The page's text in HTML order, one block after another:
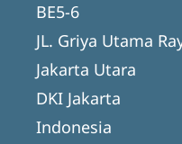
BE5-6
JL. Griya Utama
Jakarta Utara
DKI Jakarta
Indonesia